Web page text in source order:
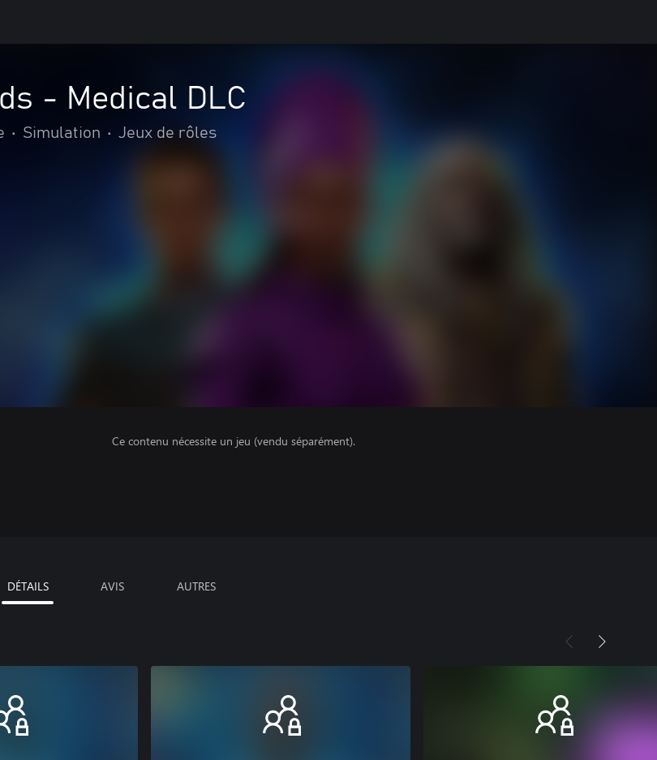
- Medical DLC
• Simulation • Jeux de rôles
Ce contenu nécessite un jeu (vendu séparément).
DÉTAILS AVIS AUTRES